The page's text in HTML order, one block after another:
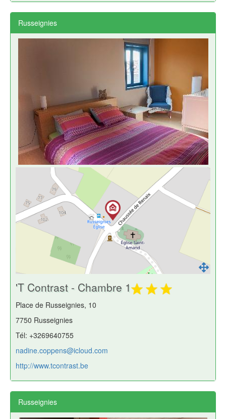
Russeignies
'T Contrast - Chambre 1
Place de Russeignies, 10
7750 Russeignies
Tél: +3269640755
nadine.coppens@icloud.com
http://www.tcontrast.be
Russeignies